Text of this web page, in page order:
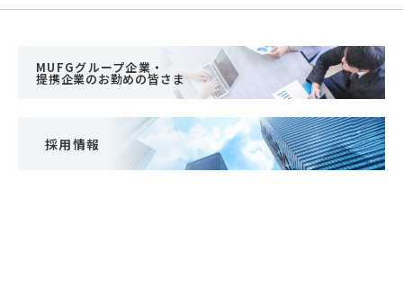
MUFGグループ企業・
提携企業のお勤めの皆さま
採用情報